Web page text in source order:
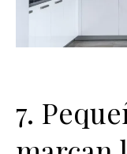
7.